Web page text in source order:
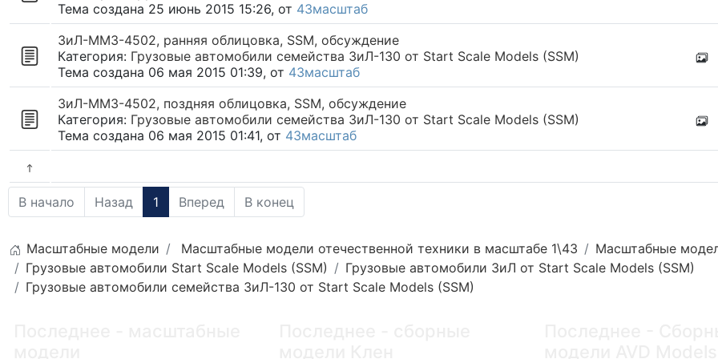
Тема создана 25 июнь 2015 15:26, от 43масштаб
ЗиЛ-ММЗ-4502, ранняя облицовка, SSM, обсуждение
Категория: Грузовые автомобили семейства ЗиЛ-130 от Start Scale Models (SSM)
Тема создана 06 мая 2015 01:39, от 43масштаб
ЗиЛ-ММЗ-4502, поздняя облицовка, SSM, обсуждение
Категория: Грузовые автомобили семейства ЗиЛ-130 от Start Scale Models (SSM)
Тема создана 06 мая 2015 01:41, от 43масштаб
В начало Назад 1 Вперед В конец
Масштабные модели Масштабные модели отечественной техники в масштабе 1\43
Масштабные
Грузовые автомобили Start Scale Models (SSM)
Грузовые автомобили ЗиЛ от Start Scale Models (SSM)
Грузовые автомобили семейства ЗиЛ-130 от Start Scale Models (SSM)